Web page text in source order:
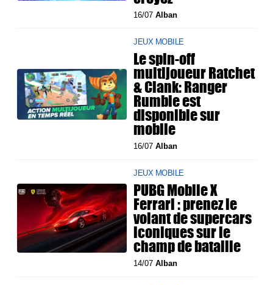
16/07Alban
JEUX MOBILE
Le spin-off
multijoueur Ratchet
& Clank: Ranger
Rumble est
disponible sur
mobile
16/07Alban
JEUX MOBILE
PUBG Mobile X
Ferrari : prenez le
volant de supercars
iconiques sur le
champ de bataille
14/07Alban